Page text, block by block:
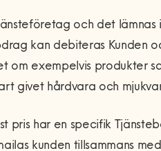
och det
kan debiteras Kunden
om exempelvis produkter
givet hårdvara och
pris har en specifik
kunden tillsammans